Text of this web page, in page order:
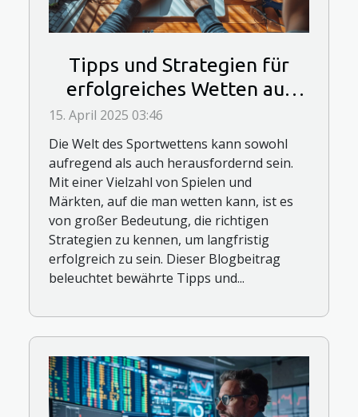
Tipps und Strategien für
erfolgreiches Wetten auf
Sportereignisse
15. April 2025 03:46
Die Welt des Sportwettens kann sowohl
aufregend als auch herausfordernd sein.
Mit einer Vielzahl von Spielen und
Märkten, auf die man wetten kann, ist es
von großer Bedeutung, die richtigen
Strategien zu kennen, um langfristig
erfolgreich zu sein. Dieser Blogbeitrag
beleuchtet bewährte Tipps und...